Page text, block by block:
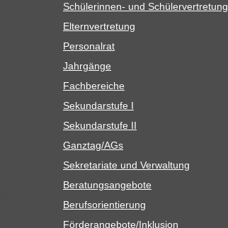
Schü­le­rin­nen- und Schülervertretung
Eltern­ver­tre­tung
Per­so­nal­rat
Jahr­gänge
Fach­be­rei­che
Sekun­dar­stufe I
Sekun­dar­stufe II
Ganztag/​​AGs
Sekre­ta­riate und Verwaltung
Bera­tungs­an­ge­bote
Berufs­ori­en­tie­rung
Förderangebote/​​Inklusion